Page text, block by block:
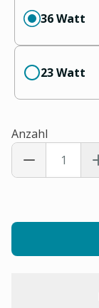
36 Watt
23 Watt
Anzahl